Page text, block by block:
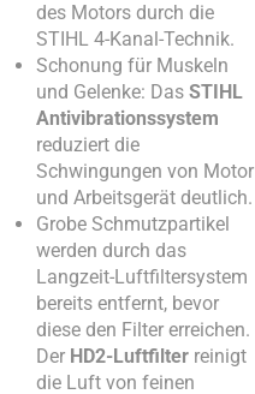
des Motors durch die
STIHL 4-Kanal-Technik.
Schonung für Muskeln
und Gelenke: Das STIHL
Antivibrationssystem
reduziert die
Schwingungen von Motor
und Arbeitsgerät deutlich.
Grobe Schmutzpartikel
werden durch das
Langzeit-Luftfiltersystem
bereits entfernt, bevor
diese den Filter erreichen.
Der HD2-Luftfilter reinigt
die Luft von feinen